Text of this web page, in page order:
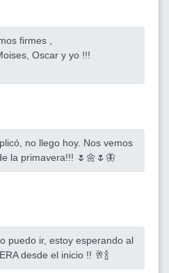
firmes ,
Oscar y yo !!!
no llego hoy. Nos vemos
la primavera!!! 🌷🌼🌷🦋
puedo ir, estoy esperando al
desde el inicio !! 🥂🍾